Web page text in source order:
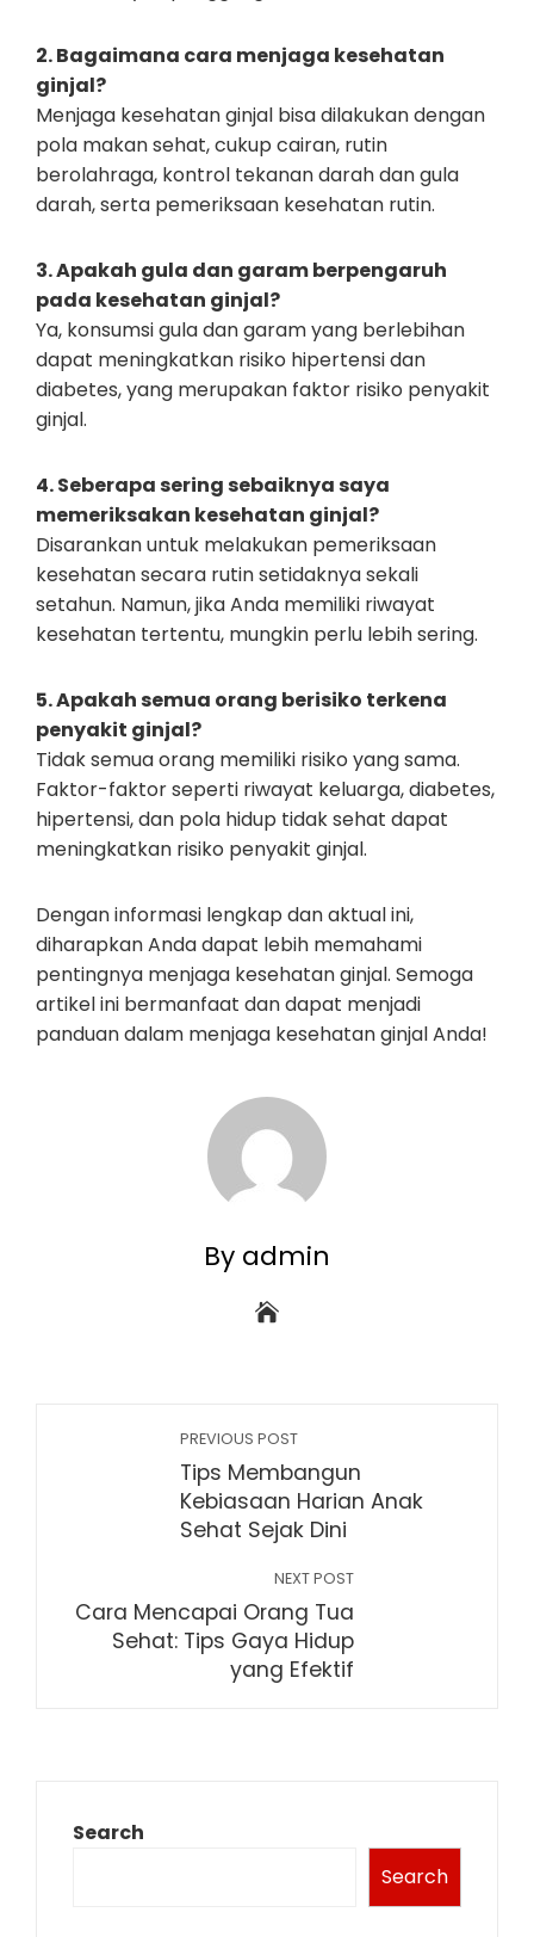
2. Bagaimana cara menjaga kesehatan
ginjal?
Menjaga kesehatan ginjal bisa dilakukan dengan
pola makan sehat, cukup cairan, rutin
berolahraga, kontrol tekanan darah dan gula
darah, serta pemeriksaan kesehatan rutin.
3. Apakah gula dan garam berpengaruh
pada kesehatan ginjal?
Ya, konsumsi gula dan garam yang berlebihan
dapat meningkatkan risiko hipertensi dan
diabetes, yang merupakan faktor risiko penyakit
ginjal.
4. Seberapa sering sebaiknya saya
memeriksakan kesehatan ginjal?
Disarankan untuk melakukan pemeriksaan
kesehatan secara rutin setidaknya sekali
setahun. Namun, jika Anda memiliki riwayat
kesehatan tertentu, mungkin perlu lebih sering.
5. Apakah semua orang berisiko terkena
penyakit ginjal?
Tidak semua orang memiliki risiko yang sama.
Faktor-faktor seperti riwayat keluarga, diabetes,
hipertensi, dan pola hidup tidak sehat dapat
meningkatkan risiko penyakit ginjal.
Dengan informasi lengkap dan aktual ini,
diharapkan Anda dapat lebih memahami
pentingnya menjaga kesehatan ginjal. Semoga
artikel ini bermanfaat dan dapat menjadi
panduan dalam menjaga kesehatan ginjal Anda!
By admin
PREVIOUS POST
Tips Membangun
Kebiasaan Harian Anak
Sehat Sejak Dini
NEXT POST
Cara Mencapai Orang Tua
Sehat: Tips Gaya Hidup
yang Efektif
Search
Search